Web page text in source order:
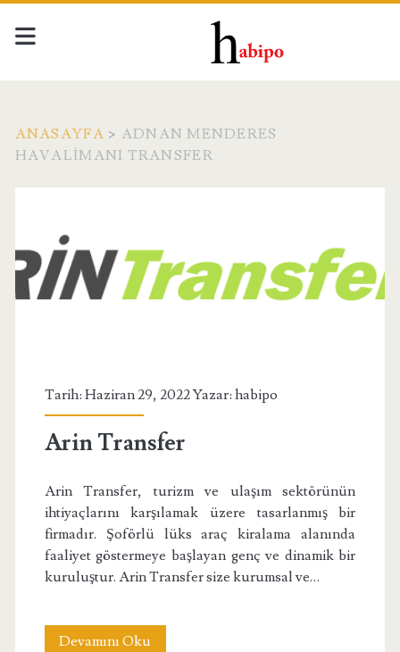
ANASAYFA > ADNAN MENDERES
HAVALIMANI TRANSFER
<span>adnan
menderes
transfer</span>
Tarih: Haziran 29, 2022 Yazar: habipo
Arin Transfer
Arin Transfer, turizm ve ulaşım sektörünün
ihtiyaçlarını karşılamak üzere tasarlanmış bir
firmadır. Şoförlü lüks araç kiralama alanında
faaliyet göstermeye başlayan genç ve dinamik bir
kuruluştur. Arin Transfer size kurumsal ve…
Devamını OkuArin